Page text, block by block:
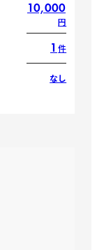
10,000
円
1 件
なし